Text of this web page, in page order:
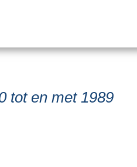
tot en met 1989